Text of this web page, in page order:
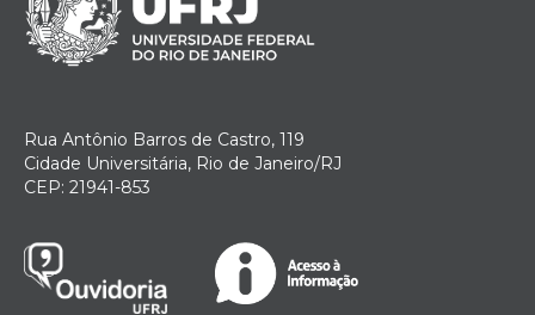
Rua Antônio Barros de Castro, 119
Cidade Universitária, Rio de Janeiro/RJ
CEP: 21941-853